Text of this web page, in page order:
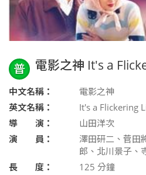
普 電影之神 It's a
中文名稱：
電影之神
英文名稱：
It's a Flickering
導 演：
山田洋次
演 員：
澤田研二、菅田
郎、北川景子、
長 度：
125 分鐘